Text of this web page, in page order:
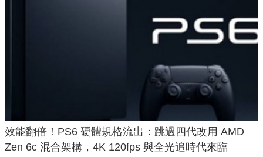
效能翻倍！PS6 硬體規格流出：跳過四代改用 AMD
Zen 6c 混合架構，4K 120fps 與全光追時代來臨